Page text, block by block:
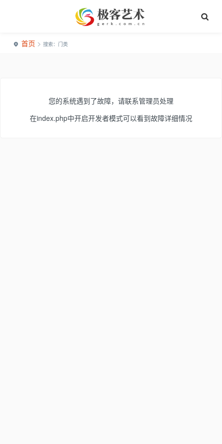
首页 > 搜索：门类
您的系统遇到了故障，请联系管理员处理
在index.php中开启开发者模式可以看到故障详细情况